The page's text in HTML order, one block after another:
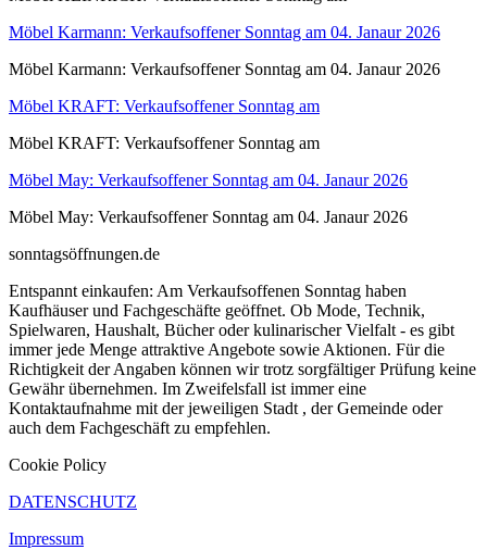
Möbel Karmann: Verkaufsoffener Sonntag am 04. Janaur 2026
Möbel Karmann: Verkaufsoffener Sonntag am 04. Janaur 2026
Möbel KRAFT: Verkaufsoffener Sonntag am
Möbel KRAFT: Verkaufsoffener Sonntag am
Möbel May: Verkaufsoffener Sonntag am 04. Janaur 2026
Möbel May: Verkaufsoffener Sonntag am 04. Janaur 2026
sonntagsöffnungen.de
Entspannt einkaufen: Am Verkaufsoffenen Sonntag haben
Kaufhäuser und Fachgeschäfte geöffnet. Ob Mode, Technik,
Spielwaren, Haushalt, Bücher oder kulinarischer Vielfalt - es gibt
immer jede Menge attraktive Angebote sowie Aktionen. Für die
Richtigkeit der Angaben können wir trotz sorgfältiger Prüfung keine
Gewähr übernehmen. Im Zweifelsfall ist immer eine
Kontaktaufnahme mit der jeweiligen Stadt , der Gemeinde oder
auch dem Fachgeschäft zu empfehlen.
Cookie Policy
DATENSCHUTZ
Impressum